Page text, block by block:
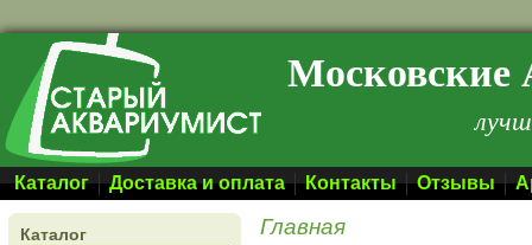
Перейти к основному содержанию Московские
Каталог Доставка и оплата Контакты Отзывы
Каталог Главная